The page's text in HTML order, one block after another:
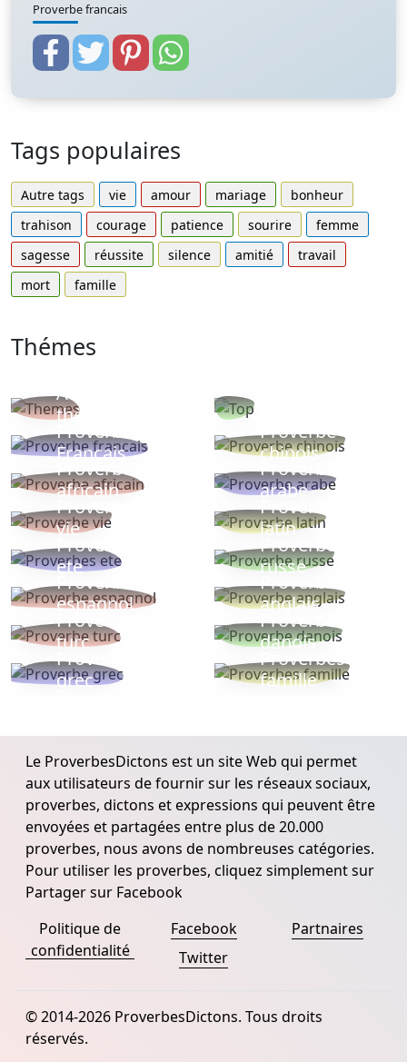
Proverbe francais
Tags populaires
Autre tags vie amour mariage
bonheur
trahison
courage patience sourire
femme
sagesse
réussite silence amitié
travail
mort
famille
Thémes
Autres
thèmes
Proverbe
Français
Proverbe
chinois
Proverbe
africain
Proverbe
arabe
Proverbe
vie
Proverbe
latin
Proverbes
ete
Proverbe
russe
Proverbe
espagnol
Proverbe
anglais
Proverbe
turc
Proverbe
danois
Proverbe
grec
Proverbes
famille
Le ProverbesDictons est un site Web qui permet
aux utilisateurs de fournir sur les réseaux sociaux,
proverbes, dictons et expressions qui peuvent être
envoyées et partagées entre plus de 20.000
proverbes, nous avons de nombreuses catégories.
Pour utiliser les proverbes, cliquez simplement sur
Partager sur Facebook
Politique de
confidentialité
Facebook
Twitter
Partnaires
© 2014-2026 ProverbesDictons. Tous droits
réservés.